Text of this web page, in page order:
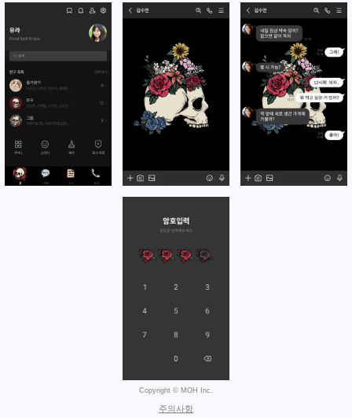
Copyright © MOH Inc.
주의사항